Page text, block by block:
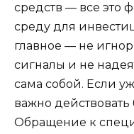
средств — все это
среду для
главное — не
сигналы и не
сама собой. Если
важно действовать
Обращение к